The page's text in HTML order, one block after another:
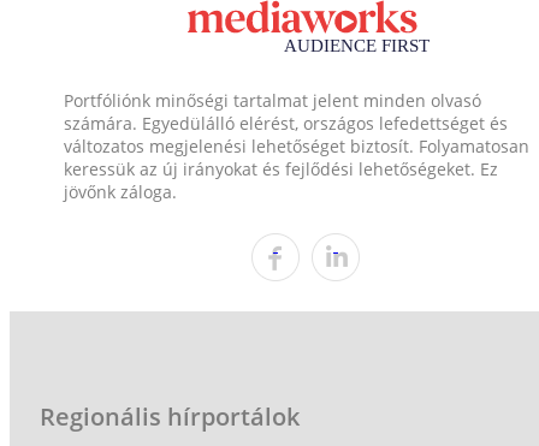
Portfóliónk minőségi tartalmat jelent minden olvasó
számára. Egyedülálló elérést, országos lefedettséget és
változatos megjelenési lehetőséget biztosít. Folyamatosan
keressük az új irányokat és fejlődési lehetőségeket. Ez
jövőnk záloga.
Regionális hírportálok